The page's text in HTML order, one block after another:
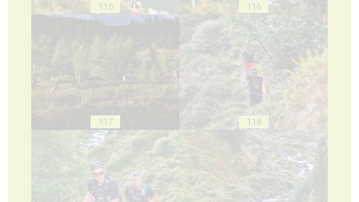
115 116
117 118